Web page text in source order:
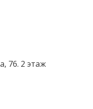
76. 2 этаж